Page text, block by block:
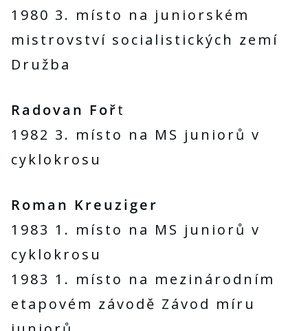
1980 3. místo na juniorském
mistrovství socialistických zemí
Družba
Radovan Fořt
1982 3. místo na MS juniorů v
cyklokrosu
Roman Kreuziger
1983 1. místo na MS juniorů v
cyklokrosu
1983 1. místo na mezinárodním
etapovém závodě Závod míru